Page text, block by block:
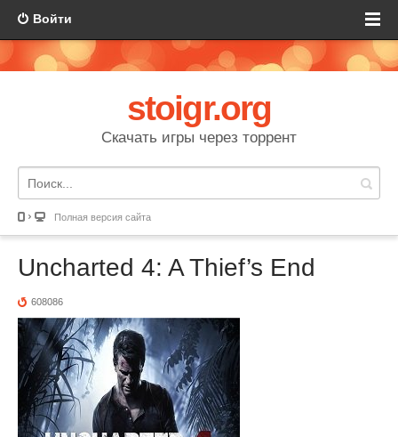
Войти
stoigr.org
Скачать игры через торрент
Полная версия сайта
Uncharted 4: A Thief’s End
608086